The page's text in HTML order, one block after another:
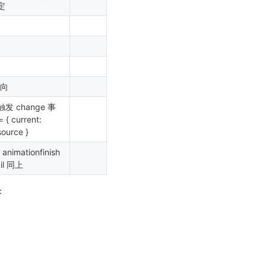
发 change 事
{ current:
}
animationfinish
同上